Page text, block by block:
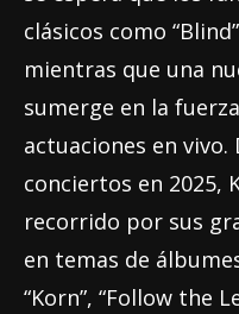
clásicos como
mientras que una
sumerge en la
actuaciones en
conciertos en 2025,
recorrido por sus
en temas de
“Korn”, “Follow the